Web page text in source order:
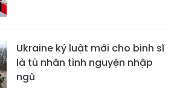
Ukraine ký luật mới cho binh sĩ
là tù nhân tình nguyện nhập
ngũ